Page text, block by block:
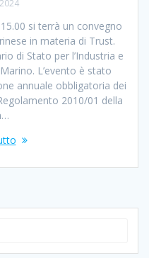
si terrà un convegno
in materia di Trust.
di Stato per l’Industria e
L’evento è stato
annuale obbligatoria dei
2010/01 della